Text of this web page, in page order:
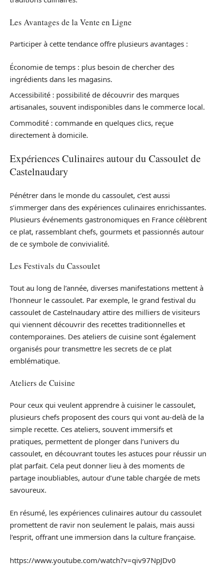
Les Avantages de la Vente en Ligne
Participer à cette tendance offre plusieurs avantages :
Économie de temps : plus besoin de chercher des
ingrédients dans les magasins.
Accessibilité : possibilité de découvrir des marques
artisanales, souvent indisponibles dans le commerce local.
Commodité : commande en quelques clics, reçue
directement à domicile.
Expériences Culinaires autour du Cassoulet de
Castelnaudary
Pénétrer dans le monde du cassoulet, c’est aussi
s’immerger dans des expériences culinaires enrichissantes.
Plusieurs événements gastronomiques en France célèbrent
ce plat, rassemblant chefs, gourmets et passionnés autour
de ce symbole de convivialité.
Les Festivals du Cassoulet
Tout au long de l’année, diverses manifestations mettent à
l’honneur le cassoulet. Par exemple, le grand festival du
cassoulet de Castelnaudary attire des milliers de visiteurs
qui viennent découvrir des recettes traditionnelles et
contemporaines. Des ateliers de cuisine sont également
organisés pour transmettre les secrets de ce plat
emblématique.
Ateliers de Cuisine
Pour ceux qui veulent apprendre à cuisiner le cassoulet,
plusieurs chefs proposent des cours qui vont au-delà de la
simple recette. Ces ateliers, souvent immersifs et
pratiques, permettent de plonger dans l’univers du
cassoulet, en découvrant toutes les astuces pour réussir un
plat parfait. Cela peut donner lieu à des moments de
partage inoubliables, autour d’une table chargée de mets
savoureux.
En résumé, les expériences culinaires autour du cassoulet
promettent de ravir non seulement le palais, mais aussi
l’esprit, offrant une immersion dans la culture française.
https://www.youtube.com/watch?v=qiv97NpJDv0